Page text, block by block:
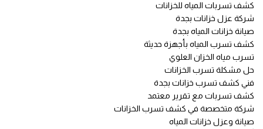
كشف تسربات المياه للخزانات
شركة عزل خزانات بجدة
صيانة خزانات المياه بجدة
كشف تسرب المياه بأجهزة حديثة
تسرب مياه الخزان العلوي
حل مشكلة تسرب الخزانات
فني كشف تسرب خزانات بجدة
كشف تسربات مع تقرير معتمد
شركة متخصصة في كشف تسرب الخزانات
صيانة وعزل خزانات المياه